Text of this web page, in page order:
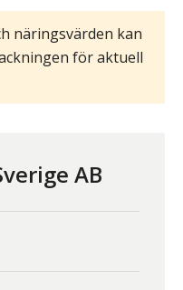
näringsvärden kan
för aktuell
AB